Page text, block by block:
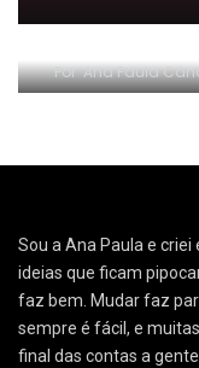
PorAna Paula
Sou a Ana Paula e
ideias que ficam
faz bem. Mudar faz
sempre é fácil, e
final das contas a